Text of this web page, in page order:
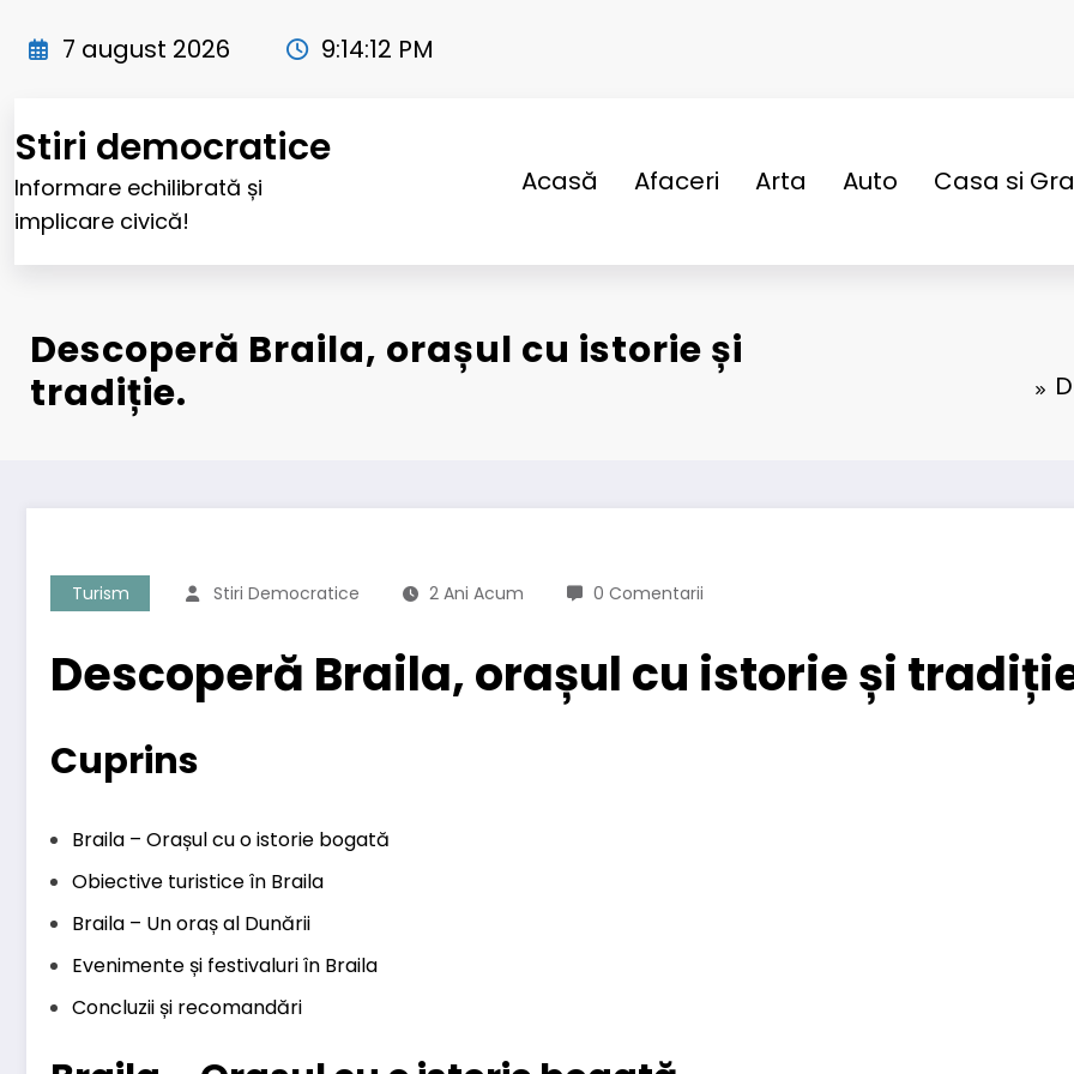
7 august 2026 9:14:13 PM
Stiri democratice
Informare echilibrată și
implicare civică!
Acasă Afaceri Arta Auto Casa si
Descoperă Braila, orașul cu istorie și
tradiție.
Turism Stiri Democratice 2 Ani Acum 0 Comentarii
Descoperă Braila, orașul cu istorie și
Cuprins
Braila – Orașul cu o istorie bogată
Obiective turistice în Braila
Braila – Un oraș al Dunării
Evenimente și festivaluri în Braila
Concluzii și recomandări